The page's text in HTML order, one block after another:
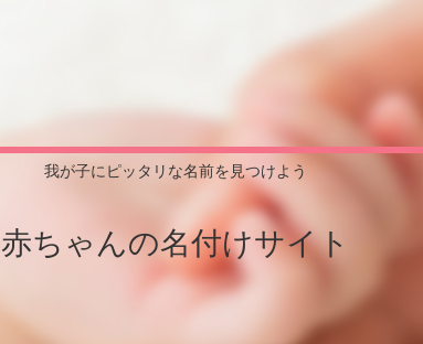
我が子にピッタリな名前を見つけよう
赤ちゃんの名付けサイト